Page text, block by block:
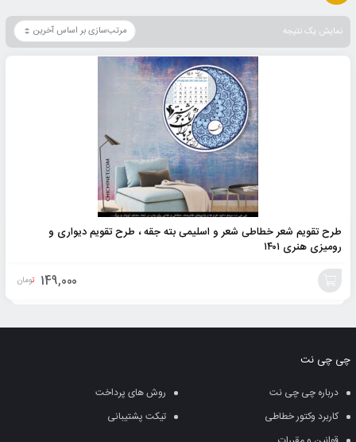
نمایش یک نتیجه
طرح تقویم شعر خطاطی شعر و اسلیمی بته جقه ، طرح تقویم دیواری و
رومیزی هنری ۱۴۰۱
149,000 تومان
سبد
چی چی نت
درباره چی چی نت
روش های پرداخت
کاربرد وکتور خطاطی
تیکت پشتیبانی